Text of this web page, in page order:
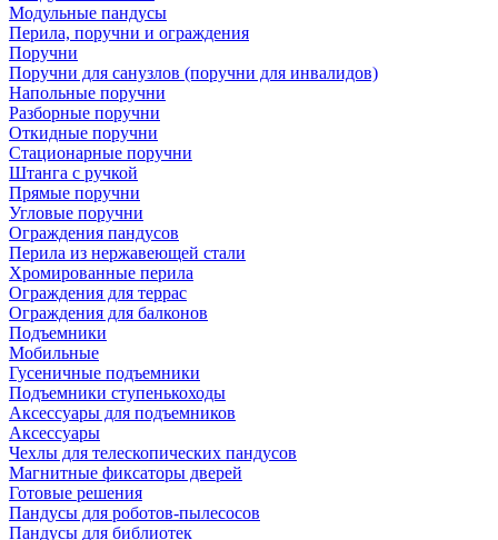
Модульные пандусы
Перила, поручни и ограждения
Поручни
Поручни для санузлов (поручни для инвалидов)
Напольные поручни
Разборные поручни
Откидные поручни
Стационарные поручни
Штанга с ручкой
Прямые поручни
Угловые поручни
Ограждения пандусов
Перила из нержавеющей стали
Хромированные перила
Ограждения для террас
Ограждения для балконов
Подъемники
Мобильные
Гусеничные подъемники
Подъемники ступенькоходы
Аксессуары для подъемников
Аксессуары
Чехлы для телескопических пандусов
Магнитные фиксаторы дверей
Готовые решения
Пандусы для роботов-пылесосов
Пандусы для библиотек